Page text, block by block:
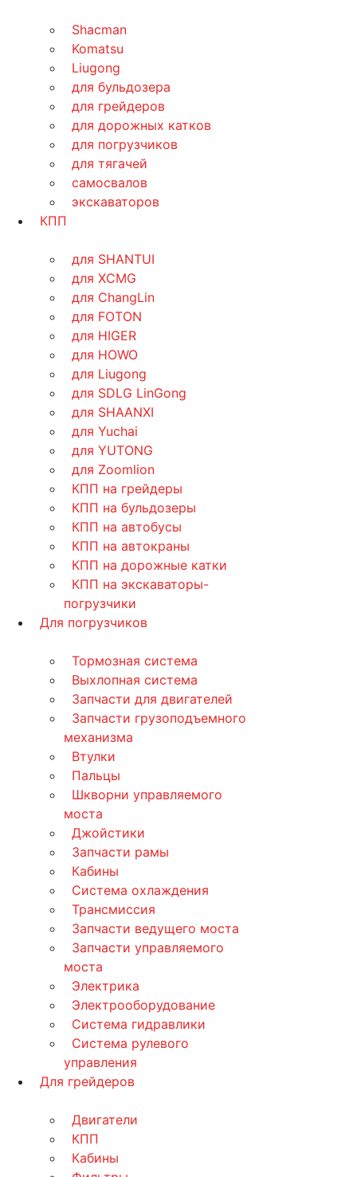
Shacman
Komatsu
Liugong
для бульдозера
для грейдеров
для дорожных катков
для погрузчиков
для тягачей
самосвалов
экскаваторов
КПП
для SHANTUI
для XCMG
для ChangLin
для FOTON
для HIGER
для HOWO
для Liugong
для SDLG LinGong
для SHAANXI
для Yuchai
для YUTONG
для Zoomlion
КПП на грейдеры
КПП на бульдозеры
КПП на автобусы
КПП на автокраны
КПП на дорожные катки
КПП на экскаваторы-
погрузчики
Для погрузчиков
Тормозная система
Выхлопная система
Запчасти для двигателей
Запчасти грузоподъемного
механизма
Втулки
Пальцы
Шкворни управляемого
моста
Джойстики
Запчасти рамы
Кабины
Система охлаждения
Трансмиссия
Запчасти ведущего моста
Запчасти управляемого
моста
Электрика
Электрооборудование
Система гидравлики
Система рулевого
управления
Для грейдеров
Двигатели
КПП
Кабины